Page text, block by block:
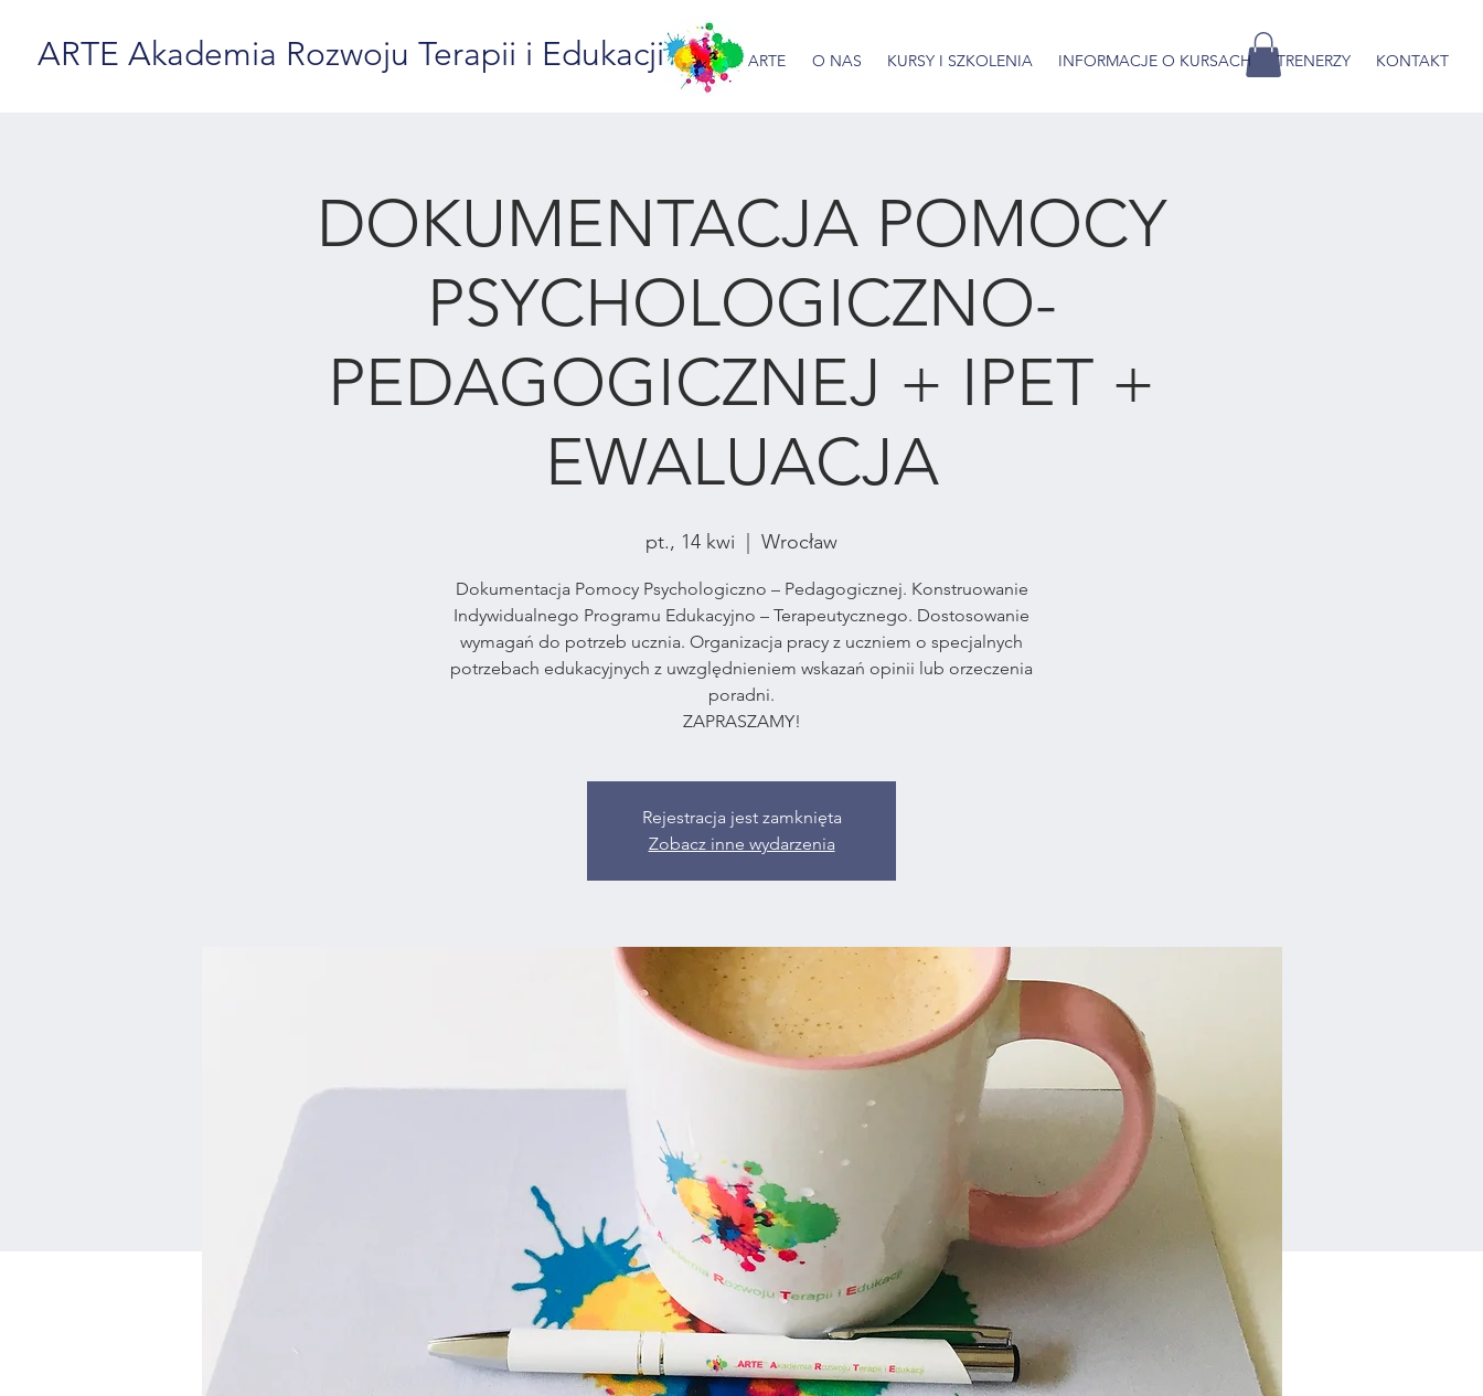
ARTE Akademia Rozwoju Terapii i Edukacji ARTE O NAS KURSY I SZKOLENIA INFORMACJE O KURSACH TRENERZY KONTAKT
DOKUMENTACJA POMOCY
PSYCHOLOGICZNO-
PEDAGOGICZNEJ + IPET +
EWALUACJA
pt., 14 kwi
  |
Wrocław
Dokumentacja Pomocy Psychologiczno – Pedagogicznej. Konstruowanie
Indywidualnego Programu Edukacyjno – Terapeutycznego. Dostosowanie
wymagań do potrzeb ucznia. Organizacja pracy z uczniem o specjalnych
potrzebach edukacyjnych z uwzględnieniem wskazań opinii lub orzeczenia
poradni.
ZAPRASZAMY!
Rejestracja jest zamknięta
Zobacz inne wydarzenia